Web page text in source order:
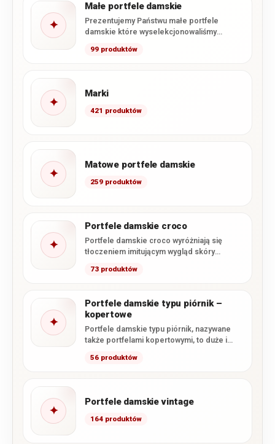
✦
Małe portfele damskie
Prezentujemy Państwu małe portfele
damskie które wyselekcjonowaliśmy
wszystkie dostępne u…
99 produktów
✦
Marki
421 produktów
✦
Matowe portfele damskie
259 produktów
✦
Portfele damskie croco
Portfele damskie croco wyróżniają się
tłoczeniem imitującym wygląd skóry
lakierowanym wykończeniem. W…
73 produktów
✦
Portfele damskie typu piórnik –
kopertowe
Portfele damskie typu piórnik, nazywane
także portfelami kopertowymi, to duże i
zapięciem…
56 produktów
✦
Portfele damskie vintage
164 produktów